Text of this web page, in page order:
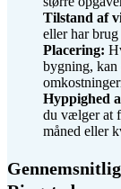
Tilstand af
eller har
Placering:
bygning, kan
Hyppighed
du vælger at
måned eller